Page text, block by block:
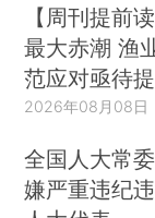
【周刊提前
最大赤潮 渔
范应对亟待
2026年08月08日
全国人大常
嫌严重违纪